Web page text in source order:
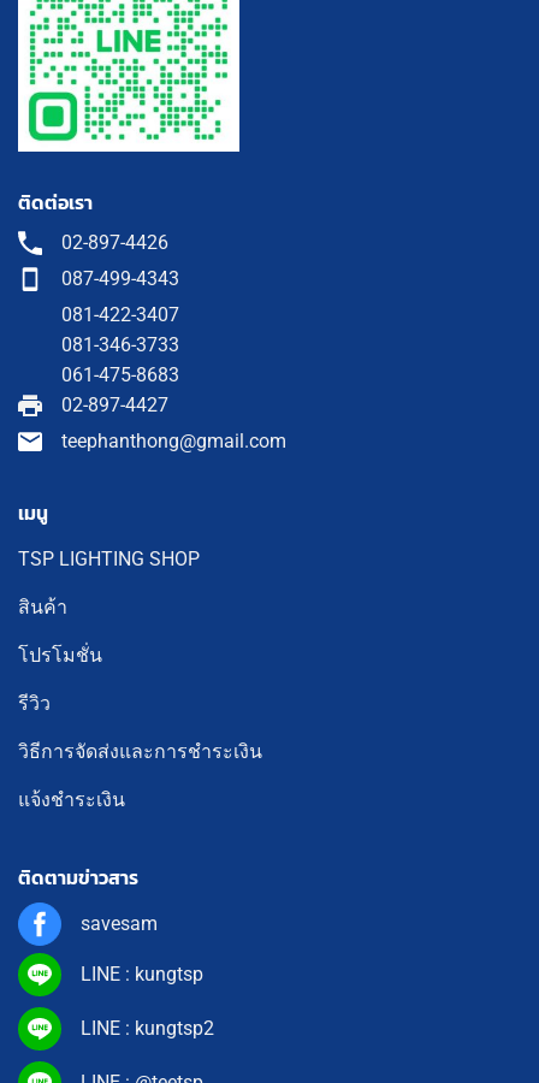
ติดต่อเรา
02-897-4426
087-499-4343
081-422-3407
081-346-3733
061-475-8683
02-897-4427
teephanthong@gmail.com
เมนู
TSP LIGHTING SHOP
สินค้า
โปรโมชั่น
รีวิว
วิธีการจัดส่งและการชำระเงิน
แจ้งชำระเงิน
ติดตามข่าวสาร
savesam
LINE : kungtsp
LINE : kungtsp2